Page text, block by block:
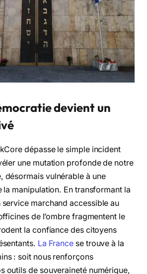
devient un
dépasse le simple incident
une mutation profonde de notre
désormais vulnérable à une
la manipulation. En transformant la
marchand accessible au
de l’ombre fragmentent le
la confiance des citoyens
La France se trouve à la
: soit nous renforçons
outils de souveraineté numérique,